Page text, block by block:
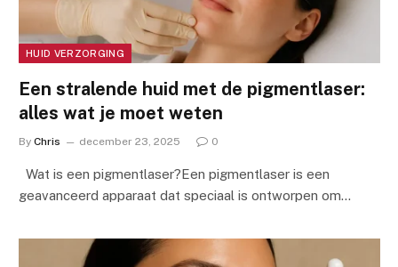
HUID VERZORGING
Een stralende huid met de pigmentlaser:
alles wat je moet weten
By Chris december 23, 2025 0
Wat is een pigmentlaser?Een pigmentlaser is een
geavanceerd apparaat dat speciaal is ontworpen om…